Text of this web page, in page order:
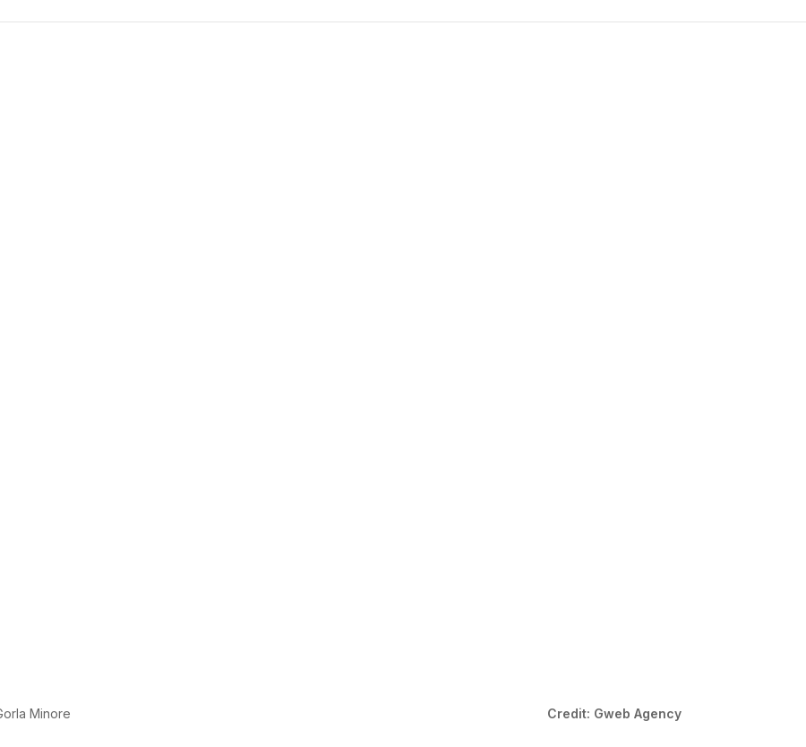
Minore Credit: Gweb Agency